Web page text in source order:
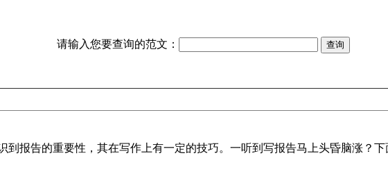
请输入您要查询的范文：
报告的重要性，其在写作上有一定的技巧。一听到写报告马上头昏脑涨？